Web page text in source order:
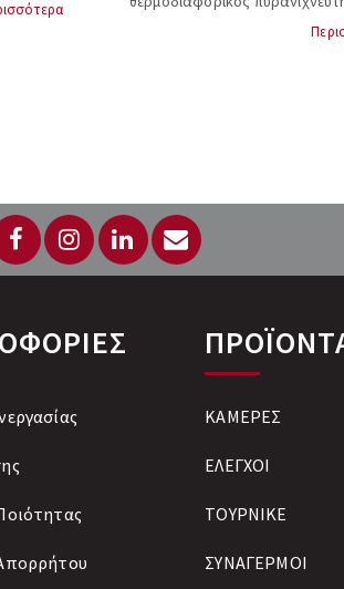
(multisensor) σημειακής
ΚΑΜΕΡΕΣ
ΕΛΕΓΧΟΙ
ΤΟΥΡΝΙΚΕ
ΣΥΝΑΓΕΡΜΟΙ